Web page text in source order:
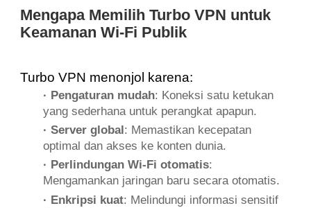
Mengapa Memilih Turbo VPN untuk
Keamanan Wi-Fi Publik
Turbo VPN menonjol karena:
· Pengaturan mudah: Koneksi satu ketukan
yang sederhana untuk perangkat apapun.
· Server global : Memastikan kecepatan
optimal dan akses ke konten dunia.
· Perlindungan Wi-Fi otomatis:
Mengamankan jaringan baru secara otomatis.
· Enkripsi kuat: Melindungi informasi sensitif